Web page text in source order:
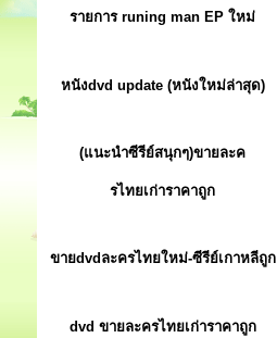
รายการ runing man EP ใหม่
หนังdvd update (หนังใหม่ล่าสุด)
(แนะนำซีรีย์สนุกๆ)ขายละค
รไทยเก่าราคาถูก
ขายdvdละครไทยใหม่-ซีรีย์เกาหลีถูก
dvd ขายละครไทยเก่าราคาถูก